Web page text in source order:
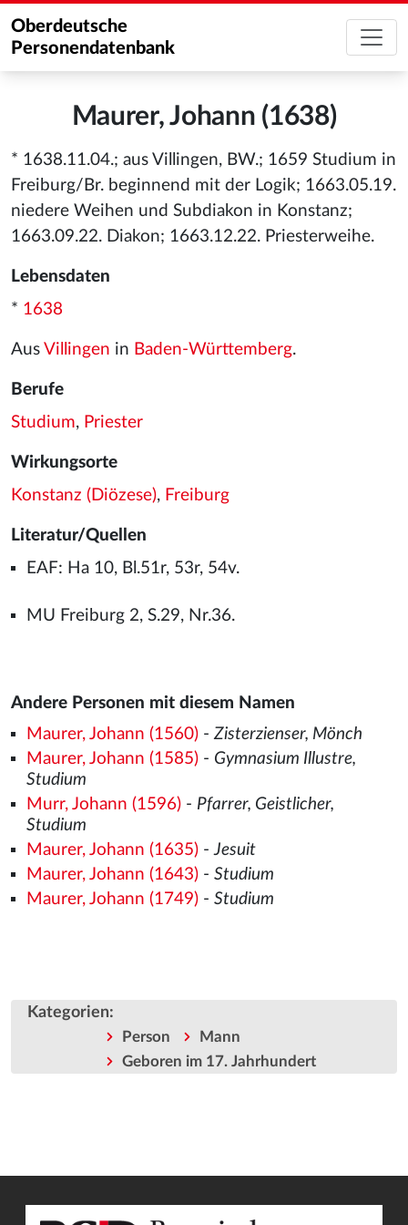
Oberdeutsche
Personendatenbank
Maurer, Johann (1638)
* 1638.11.04.; aus Villingen, BW.; 1659 Studium in
Freiburg/Br. beginnend mit der Logik; 1663.05.19.
niedere Weihen und Subdiakon in Konstanz;
1663.09.22. Diakon; 1663.12.22. Priesterweihe.
Lebensdaten
* 1638
Aus Villingen in Baden-Württemberg.
Berufe
Studium, Priester
Wirkungsorte
Konstanz (Diözese), Freiburg
Literatur/Quellen
EAF: Ha 10, Bl.51r, 53r, 54v.
MU Freiburg 2, S.29, Nr.36.
Andere Personen mit diesem Namen
Maurer, Johann (1560)-Zisterzienser, Mönch
Maurer, Johann (1585)- Gymnasium Illustre,
Studium
Murr, Johann (1596)- Pfarrer, Geistlicher,
Studium
Maurer, Johann (1635)-Jesuit
Maurer, Johann (1643)- Studium
Maurer, Johann (1749)- Studium
Kategorien:
Person
Mann
Geboren im 17. Jahrhundert